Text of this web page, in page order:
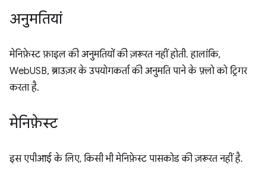
अनुमतियां
मेनिफ़ेस्ट फ़ाइल की अनुमतियों की ज़रूरत नहीं होती. हालांकि,
WebUSB, ब्राउज़र के उपयोगकर्ता की अनुमति पाने के फ़्लो को ट्रिगर
करता है.
मेनिफ़ेस्ट
इस एपीआई के लिए, किसी भी मेनिफ़ेस्ट पासकोड की ज़रूरत नहीं है.